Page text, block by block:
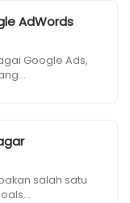
AdWords
Google Ads,
salah satu